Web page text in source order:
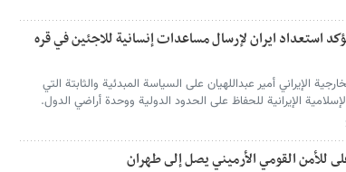
استعداد ايران لإرسال مساعدات إنسانية للاجئين في قره
الإيراني أمير عبداللهيان على السياسة المبدئية والثابتة التي
الإيرانية للحفاظ على الحدود الدولية ووحدة أراضي الدول.
للأمن القومي الأرميني يصل إلى طهران